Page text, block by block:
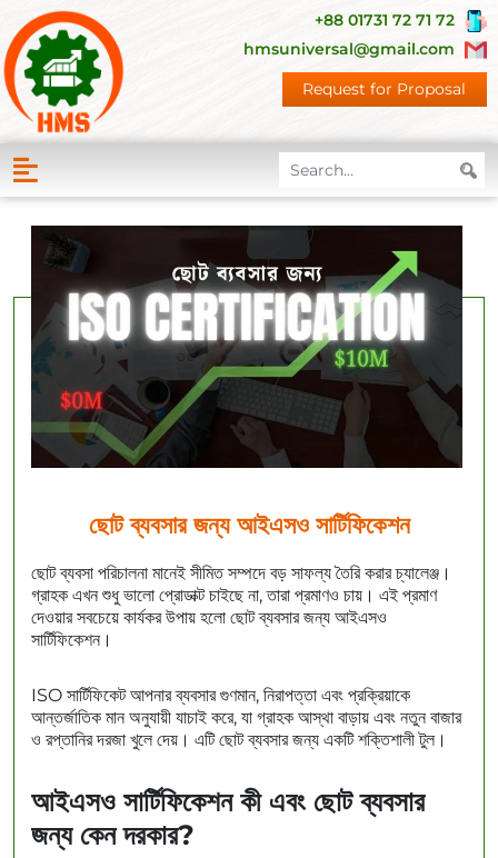
+88 01731 72 71 72
hmsuniversal@gmail.com
Request for Proposal
ছোট ব্যবসার জন্য আইএসও সার্টিফিকেশন
ছোট ব্যবসা পরিচালনা মানেই সীমিত সম্পদে বড় সাফল্য তৈরি করার চ্যালেঞ্জ।
গ্রাহক এখন শুধু ভালো প্রোডাক্ট চাইছে না, তারা প্রমাণও চায়। এই প্রমাণ
দেওয়ার সবচেয়ে কার্যকর উপায় হলো ছোট ব্যবসার জন্য আইএসও
সার্টিফিকেশন।
ISO সার্টিফিকেট আপনার ব্যবসার গুণমান, নিরাপত্তা এবং প্রক্রিয়াকে
আন্তর্জাতিক মান অনুযায়ী যাচাই করে, যা গ্রাহক আস্থা বাড়ায় এবং নতুন বাজার
ও রপ্তানির দরজা খুলে দেয়। এটি ছোট ব্যবসার জন্য একটি শক্তিশালী টুল।
আইএসও সার্টিফিকেশন কী এবং ছোট ব্যবসার
জন্য কেন দরকার?